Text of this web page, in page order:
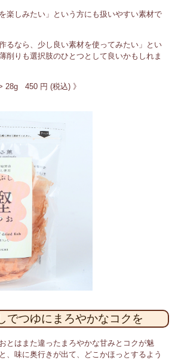
楽しみたい」という方にも扱いやすい素材で
るなら、少し良い素材を使ってみたい」とい
削りも選択肢のひとつとして良いかもしれま
28g 450 円 (税込) 》
でつゆにまろやかなコクを
とはまた違ったまろやかな甘みとコクが魅
、味に奥行きが出て、どこかほっとするよう